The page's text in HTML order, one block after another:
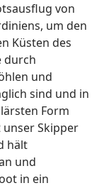
von
um den
Küsten des
durch
und
sind und in
Form
Skipper
hält
und
in ein